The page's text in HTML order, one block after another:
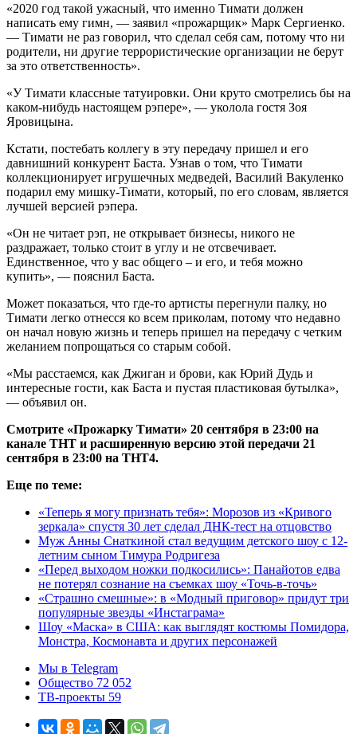
«2020 год такой ужасный, что именно Тимати должен
написать ему гимн, — заявил «прожарщик» Марк Сергиенко.
— Тимати не раз говорил, что сделал себя сам, потому что ни
родители, ни другие террористические организации не берут
за это ответственность».
«У Тимати классные татуировки. Они круто смотрелись бы на
каком-нибудь настоящем рэпере», — уколола гостя Зоя
Яровицына.
Кстати, постебать коллегу в эту передачу пришел и его
давнишний конкурент Баста. Узнав о том, что Тимати
коллекционирует игрушечных медведей, Василий Вакуленко
подарил ему мишку-Тимати, который, по его словам, является
лучшей версией рэпера.
«Он не читает рэп, не открывает бизнесы, никого не
раздражает, только стоит в углу и не отсвечивает.
Единственное, что у вас общего – и его, и тебя можно
купить», — пояснил Баста.
Может показаться, что где-то артисты перегнули палку, но
Тимати легко отнесся ко всем приколам, потому что недавно
он начал новую жизнь и теперь пришел на передачу с четким
желанием попрощаться со старым собой.
«Мы расстаемся, как Джиган и брови, как Юрий Дудь и
интересные гости, как Баста и пустая пластиковая бутылка»,
— объявил он.
Смотрите «Прожарку Тимати» 20 сентября в 23:00 на
канале ТНТ и расширенную версию этой передачи 21
сентября в 23:00 на ТНТ4.
Еще по теме:
«Теперь я могу признать тебя»: Морозов из «Кривого
зеркала» спустя 30 лет сделал ДНК-тест на отцовство
Муж Анны Снаткиной стал ведущим детского шоу с 12-
летним сыном Тимура Родригеза
«Перед выходом ножки подкосились»: Панайотов едва
не потерял сознание на съемках шоу «Точь-в-точь»
«Страшно смешные»: в «Модный приговор» придут три
популярные звезды «Инстаграма»
Шоу «Маска» в США: как выглядят костюмы Помидора,
Монстра, Космонавта и других персонажей
Мы в Telegram
Общество 72 052
ТВ-проекты 59